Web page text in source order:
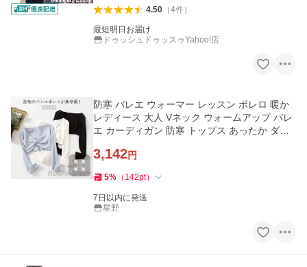
4.50（4件）
最短明日お届け
ドゥッシュドゥッスゥYahoo!店
防寒 バレエ ウォーマー レッスン ボレロ 暖か
レディース 大人 Vネック ウォームアップ バレ
エ カーディガン 防寒 トップス あったか ダン
3,142円
5% （ 142pt）
7日以内に発送
星野